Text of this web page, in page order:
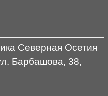
Северная Осетия
Барбашова, 38,